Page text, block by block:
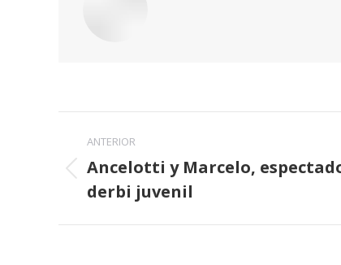
Navegación
entre
publicaciones
ANTERIOR
Publicación
anterior:
Ancelotti y Marcelo,
derbi juvenil